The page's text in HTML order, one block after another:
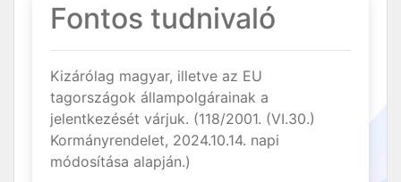
Fontos tudnivaló
Kizárólag magyar, illetve az EU
tagországok állampolgárainak a
jelentkezését várjuk. (118/2001. (VI.30.)
Kormányrendelet, 2024.10.14. napi
módosítása alapján.)